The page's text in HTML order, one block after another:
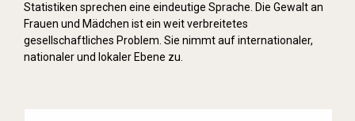
Statistiken sprechen eine eindeutige Sprache. Die Gewalt an
Frauen und Mädchen ist ein weit verbreitetes
gesellschaftliches Problem. Sie nimmt auf internationaler,
nationaler und lokaler Ebene zu.